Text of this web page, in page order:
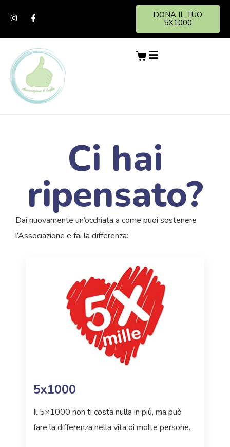
DONA IL TUO
5X1000
Ci hai
ripensato?
Dai nuovamente un’occhiata a come puoi sostenere
l’Associazione e fai la differenza:
5x1000
Il 5×1000 non ti costa nulla in più, ma può
fare la differenza nella vita di molte persone.